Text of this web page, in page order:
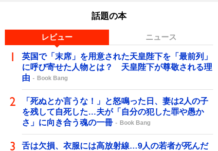
話題の本
レビュー ニュース
英国で「末席」を用意された天皇陛下を「最前列」
に呼び寄せた人物とは？ 天皇陛下が尊敬される理
由
Book Bang
「死ぬとか言うな！」と怒鳴った日、妻は2人の子
を残して自死した…夫が「自分の犯した罪や愚か
さ」に向き合う魂の一冊
Book Bang
舌は欠損、衣服には高放射線…9人の若者が死んだ